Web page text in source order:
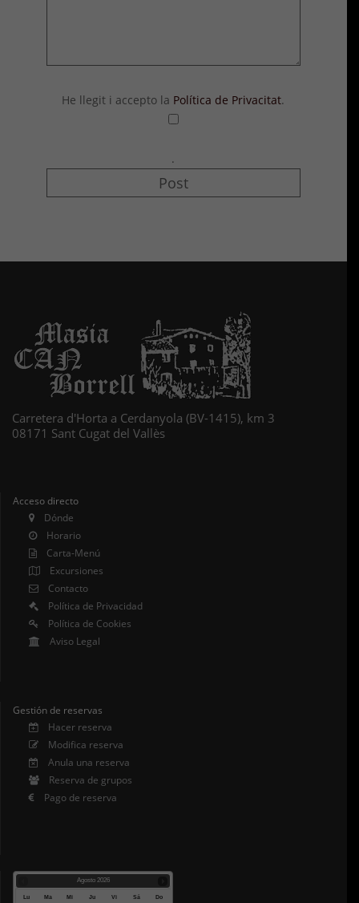
He llegit i accepto la Política de Privacitat.
.
Carretera d'Horta a Cerdanyola (BV-1415), km 3
08171 Sant Cugat del Vallès
Acceso directo
Dónde
Horario
Carta-Menú
Excursiones
Contacto
Política de Privacidad
Política de Cookies
Aviso Legal
Gestión de reservas
Hacer reserva
Modifica reserva
Anula una reserva
Reserva de grupos
Pago de reserva
Agosto 2026
Lu Ma Mi Ju Vi Sá Do